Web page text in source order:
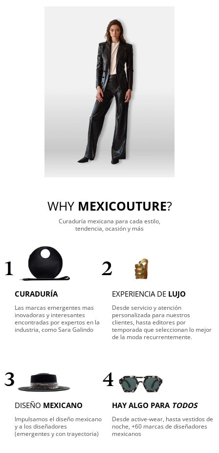
WHY MEXICOUTURE?
Curaduría mexicana para cada estilo,
tendencia, ocasión y más
1
CURADURÍA
Las marcas emergentes mas
inovadoras y interesantes
encontradas por expertos en la
industria, como Sara Galindo
2
EXPERIENCIA DE LUJO
Desde servicio y atención
personalizada para nuestros
clientes, hasta editores por
temporada que seleccionan lo mejor
de la moda recurrentemente.
3
DISEÑO MEXICANO
Impulsamos el diseño mexicano
y a los diseñadores
(emergentes y con trayectoria)
4
HAY ALGO PARA TODOS
Desde active-wear, hasta vestidos de
noche, +60 marcas de diseñadores
mexicanos